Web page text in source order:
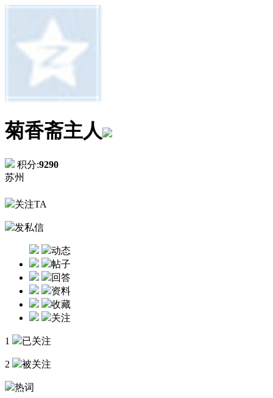
菊香斋主人
积分:9290
苏州
关注TA
发私信
动态
帖子
回答
资料
收藏
关注
1 已关注
2 被关注
热词